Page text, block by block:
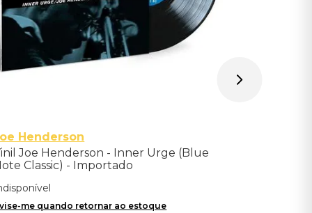
Henderson
Joe Henderson - Inner Urge (Blue
Classic) - Importado
me quando retornar ao estoque